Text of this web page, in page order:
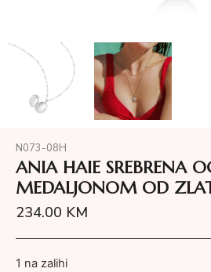
N073-08H
ANIA HAIE SREBRENA
MEDALJONOM OD
234.00 KM
1 na zalihi